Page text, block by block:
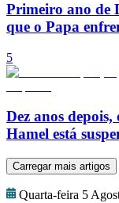
Primeiro ano de
que o Papa
5
Dez anos
Hamel está
Carregar mais artigos
Quarta-feira 5